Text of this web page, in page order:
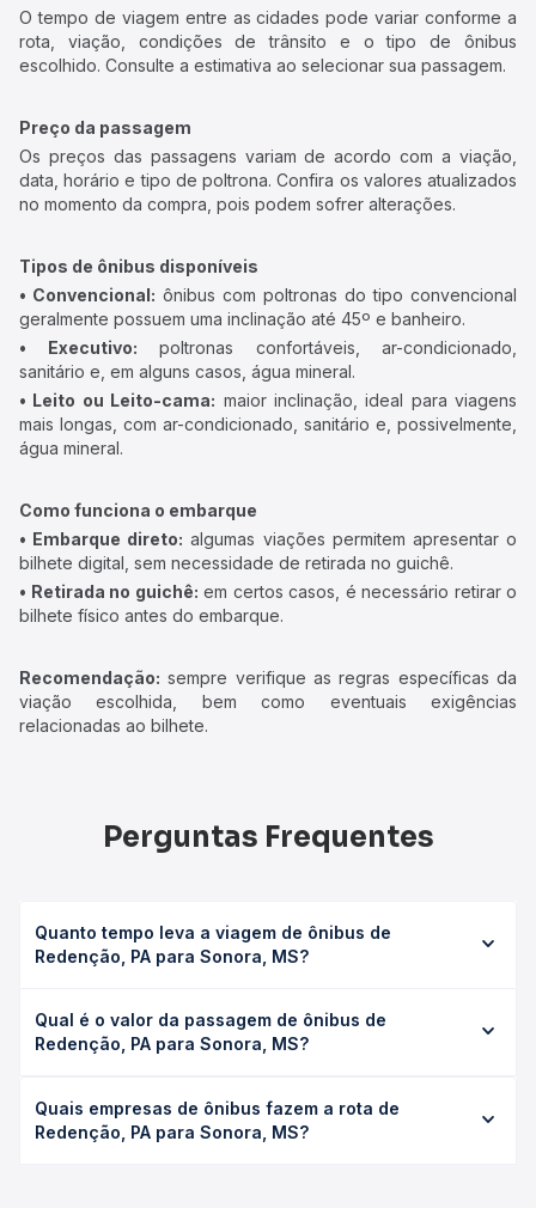
O tempo de viagem entre as cidades pode variar conforme a
rota, viação, condições de trânsito e o tipo de ônibus
escolhido. Consulte a estimativa ao selecionar sua passagem.
Preço da passagem
Os preços das passagens variam de acordo com a viação,
data, horário e tipo de poltrona. Confira os valores atualizados
no momento da compra, pois podem sofrer alterações.
Tipos de ônibus disponíveis
• Convencional: ônibus com poltronas do tipo convencional
geralmente possuem uma inclinação até 45º e banheiro.
• Executivo: poltronas confortáveis, ar-condicionado,
sanitário e, em alguns casos, água mineral.
• Leito ou Leito-cama: maior inclinação, ideal para viagens
mais longas, com ar-condicionado, sanitário e, possivelmente,
água mineral.
Como funciona o embarque
• Embarque direto: algumas viações permitem apresentar o
bilhete digital, sem necessidade de retirada no guichê.
• Retirada no guichê: em certos casos, é necessário retirar o
bilhete físico antes do embarque.
Recomendação: sempre verifique as regras específicas da
viação escolhida, bem como eventuais exigências
relacionadas ao bilhete.
Perguntas Frequentes
Quanto tempo leva a viagem de ônibus de
Redenção, PA para Sonora, MS?
leva em média 31h 30min, podendo variar conforme a
viação, o tipo de serviço (convencional, executivo ou
exata de cada opção na data desejada.
Qual é o valor da passagem de ônibus de
Redenção, PA para Sonora, MS?
Sonora, MS custa em média R$ 696,32 e varia conforme a
data da viagem, a empresa, o tipo de poltrona e a
Quais empresas de ônibus fazem a rota de
Redenção, PA para Sonora, MS?